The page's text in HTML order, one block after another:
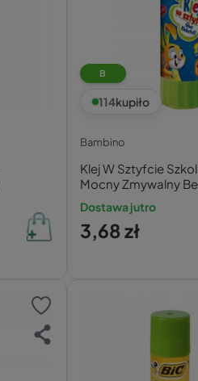
B
114kupiło
Bambino
Klej W Sztyfcie
Mocny Zmywalny
Bambino
Dostawa jutro
3,68 zł